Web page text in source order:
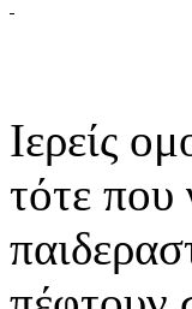
Ιερείς
τότε που